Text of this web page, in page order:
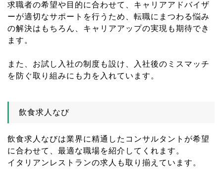
求職者の希望や目的に合わせて、キャリアアドバイザ
ーが適切なサポートを行うため、転職にまつわる悩み
の解決はもちろん、キャリアアップの実現も期待でき
ます。
また、お試し入社の制度も設け、入社後のミスマッチ
を防ぐ取り組みにも力を入れています。
飲食求人なび
飲食求人なびは業界に精通したコンサルタントが希望
に合わせて、最適な職場を紹介してくれます。
イタリアンレストランの求人も取り揃えています。